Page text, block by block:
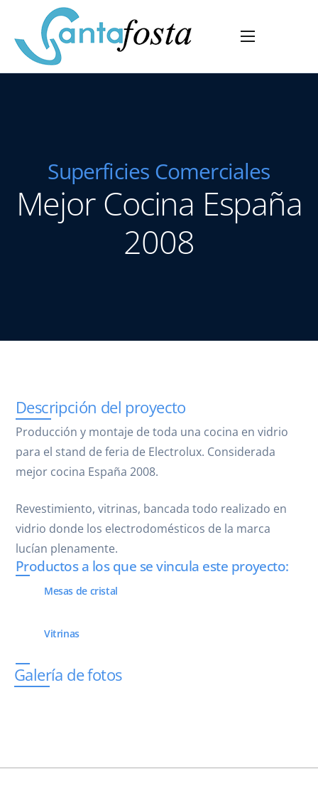
Home
Producto
Proyectos
Empleo
Superficies Comerciales
Mejor Cocina España
2008
Descripción del proyecto
Producción y montaje de toda una cocina en vidrio
para el stand de feria de Electrolux. Considerada
mejor cocina España 2008.
Revestimiento, vitrinas, bancada todo realizado en
vidrio donde los electrodomésticos de la marca
lucían plenamente.
Productos a los que se vincula este proyecto:
Mesas de cristal
Vitrinas
Galería de fotos